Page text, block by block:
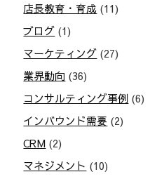
店長教育・育成 (11)
ブログ (1)
マーケティング (27)
業界動向 (36)
コンサルティング事例 (6)
インバウンド需要 (2)
CRM (2)
マネジメント (10)